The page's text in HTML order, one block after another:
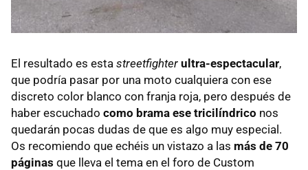
El resultado es esta streetfighter ultra-espectacular,
que podría pasar por una moto cualquiera con ese
discreto color blanco con franja roja, pero después de
haber escuchado como brama ese tricilíndrico nos
quedarán pocas dudas de que es algo muy especial.
Os recomiendo que echéis un vistazo a las más de 70
páginas que lleva el tema en el foro de Custom